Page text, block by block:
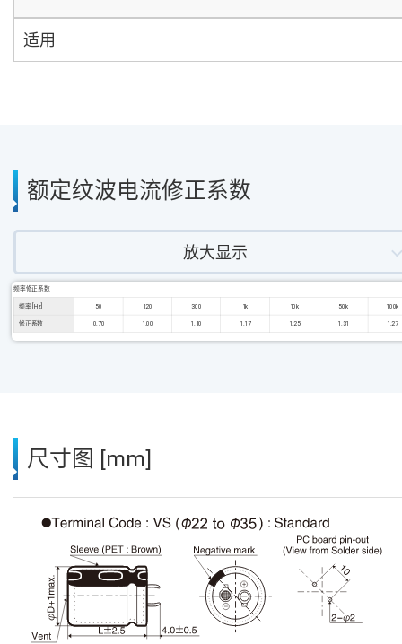
适用
额定纹波电流修正系数
放大显示
频率修正系数
频率 [Hz] 50 120 300 1k 10k 50k 100k
修正系数 0.70 1.00 1.10 1.17 1.25 1.31 1.27
尺寸图 [mm]